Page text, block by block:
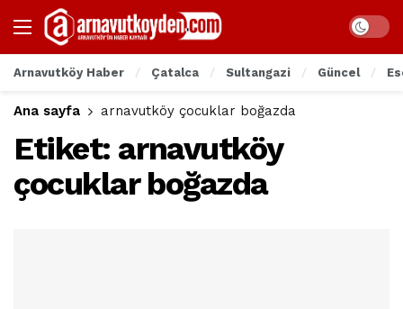
Arnavutköy Haber Çatalca Sultangazi Güncel
Ana sayfa arnavutköy çocuklar boğazda
Etiket: arnavutköy
çocuklar boğazda